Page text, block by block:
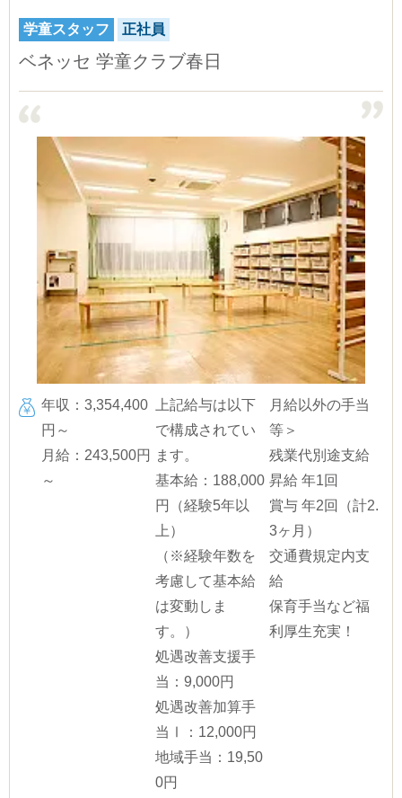
学童スタッフ 正社員
ベネッセ 学童クラブ春日
年収：3,354,400
円～
月給：243,500円
～
上記給与は以下
で構成されてい
ます。
基本給：188,000
円（経験5年以
上）
（※経験年数を
考慮して基本給
は変動しま
す。）
処遇改善支援手
当：9,000円
処遇改善加算手
当Ⅰ：12,000円
地域手当：19,50
0円
月給以外の手当
等＞
残業代別途支給
昇給 年1回
賞与 年2回（計2.
3ヶ月）
交通費規定内支
給
保育手当など福
利厚生充実！